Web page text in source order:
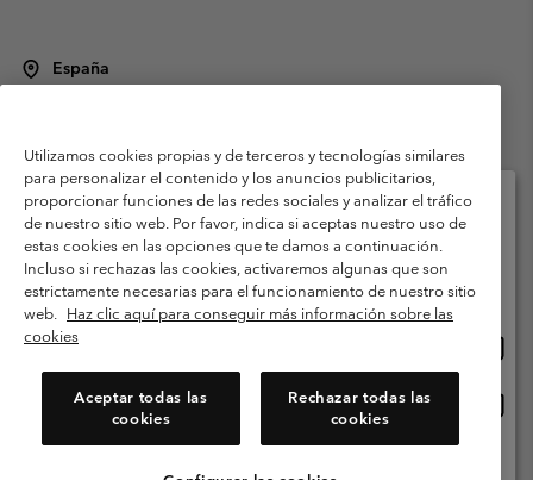
España
Condiciones de uso
Terminos de Venta
Garantía
Política de Privacidad
Términos y condiciones del programa de miembros
Términos De Uso Del Contenido Generado Por Los Usuarios
Impressum
Cookies Public CBCR
Utilizamos cookies propias y de terceros y tecnologías similares
para personalizar el contenido y los anuncios publicitarios,
proporcionar funciones de las redes sociales y analizar el tráfico
de nuestro sitio web. Por favor, indica si aceptas nuestro uso de
estas cookies en las opciones que te damos a continuación.
Incluso si rechazas las cookies, activaremos algunas que son
estrictamente necesarias para el funcionamiento de nuestro sitio
web. Haz clic aquí para conseguir más información sobre las
cookies
Aceptar todas las
cookies
Rechazar todas las
cookies
Selecciona tu país e idioma envío
Compras en línea disponibles
línea
España
Ver Todos Los Países